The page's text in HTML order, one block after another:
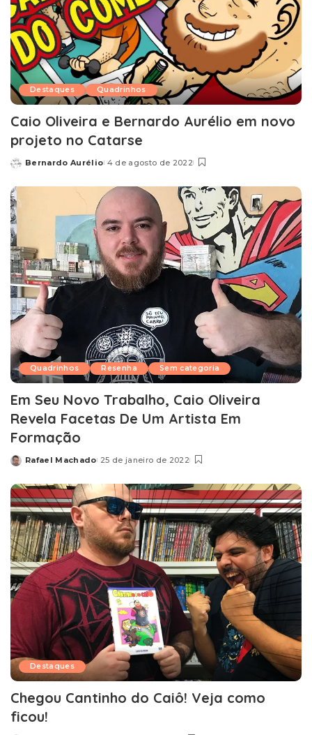
Destaques Quadrinhos
Caio Oliveira e Bernardo Aurélio em novo
projeto no Catarse
Posted
Bernardo Aurélio 4 de agosto de 2022
Quadrinhos Resenha Sem categoria
Em Seu Novo Trabalho, Caio Oliveira
Revela Facetas De Um Artista Em
Formação
Posted
Rafael Machado 25 de janeiro de 2022
Destaques
Chegou Cantinho do Caiô! Veja como
ficou!